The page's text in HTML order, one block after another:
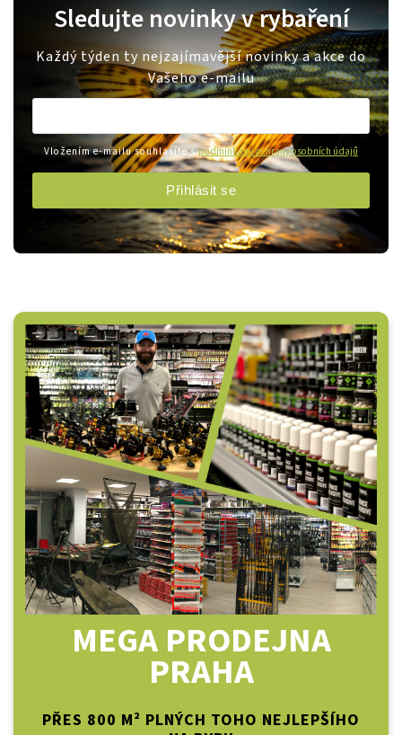
MEGA PRODEJNA
PRAHA
PŘES 800 M² PLNÝCH TOHO NEJLEPŠÍHO
Sledujte novinky v rybaření
Každý týden ty nejzajímavější novinky a akce do
Vašeho e-mailu
Vložením e-mailu souhlasíte spodmínkami ochrany osobních údajů
Přihlásit se